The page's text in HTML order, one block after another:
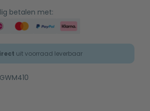
betalen met:
uit voorraad leverbaar